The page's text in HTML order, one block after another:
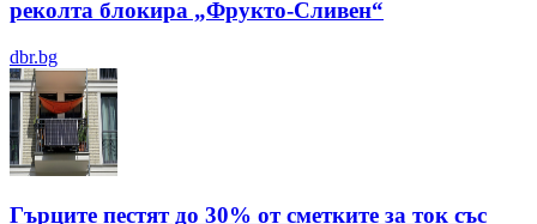
реколта блокира „Фрукто-Сливен“
dbr.bg
Гърците пестят до 30% от сметките за ток със